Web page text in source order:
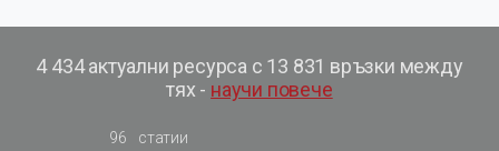
4 434 актуални ресурса с 13 831 връзки между
тях - научи повече
96
статии